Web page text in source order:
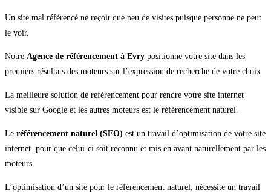
Un site mal référencé ne reçoit que peu de visites puisque personne ne peut
le voir.
Notre Agence de référencement à Evry positionne votre site dans les
premiers résultats des moteurs sur l’expression de recherche de votre choix
La meilleure solution de référencement pour rendre votre site internet
visible sur Google et les autres moteurs est le référencement naturel.
Le référencement naturel (SEO) est un travail d’optimisation de votre site
internet. pour que celui-ci soit reconnu et mis en avant naturellement par les
moteurs.
L’optimisation d’un site pour le référencement naturel, nécessite un travail